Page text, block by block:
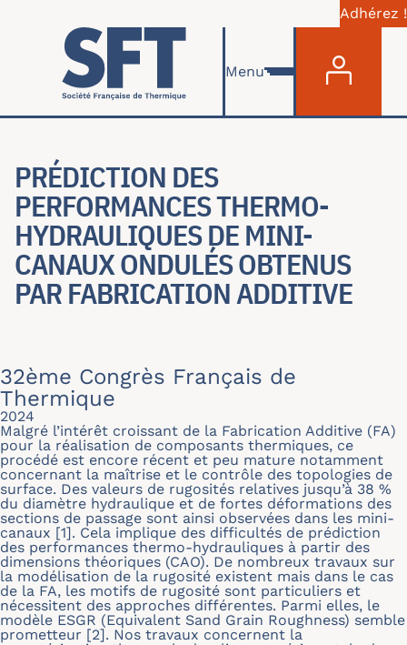
Aller au contenu principal
Adhérez !
Menu
PRÉDICTION DES
PERFORMANCES THERMO-
HYDRAULIQUES DE MINI-
CANAUX ONDULÉS OBTENUS
PAR FABRICATION ADDITIVE
32ème Congrès Français de
Thermique
2024
Malgré l’intérêt croissant de la Fabrication Additive (FA)
pour la réalisation de composants thermiques, ce
procédé est encore récent et peu mature notamment
concernant la maîtrise et le contrôle des topologies de
surface. Des valeurs de rugosités relatives jusqu’à 38 %
du diamètre hydraulique et de fortes déformations des
sections de passage sont ainsi observées dans les mini-
canaux [1]. Cela implique des difficultés de prédiction
des performances thermo-hydrauliques à partir des
dimensions théoriques (CAO). De nombreux travaux sur
la modélisation de la rugosité existent mais dans le cas
de la FA, les motifs de rugosité sont particuliers et
nécessitent des approches différentes. Parmi elles, le
modèle ESGR (Equivalent Sand Grain Roughness) semble
prometteur [2]. Nos travaux concernent la